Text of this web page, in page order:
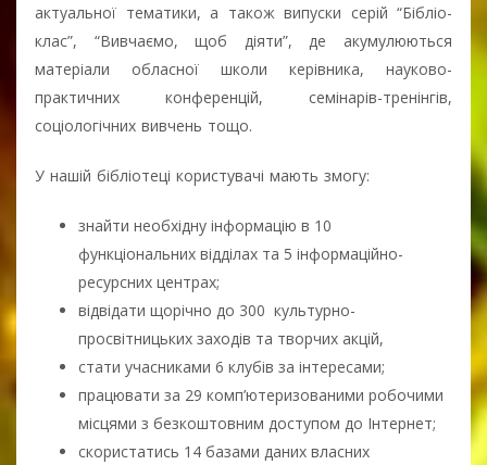
актуальної тематики, а також випуски серій “Бібліо-
клас”, “Вивчаємо, щоб діяти”, де акумулюються
матеріали обласної школи керівника, науково-
практичних конференцій, семінарів-тренінгів,
соціологічних вивчень тощо.
У нашій бібліотеці користувачі мають змогу:
знайти необхідну інформацію в 10
функціональних відділах та 5 інформаційно-
ресурсних центрах;
відвідати щорічно до 300 культурно-
просвітницьких заходів та творчих акцій,
стати учасниками 6 клубів за інтересами;
працювати за 29 комп’ютеризованими робочими
місцями з безкоштовним доступом до Інтернет;
скористатись 14 базами даних власних